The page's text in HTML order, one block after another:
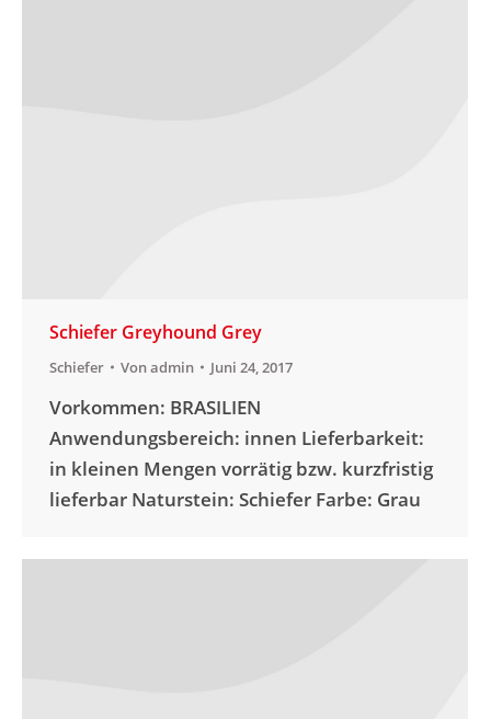
Schiefer Greyhound Grey
Schiefer Vonadmin Juni 24, 2017
Vorkommen: BRASILIEN
Anwendungsbereich: innen Lieferbarkeit:
in kleinen Mengen vorrätig bzw. kurzfristig
lieferbar Naturstein: Schiefer Farbe: Grau